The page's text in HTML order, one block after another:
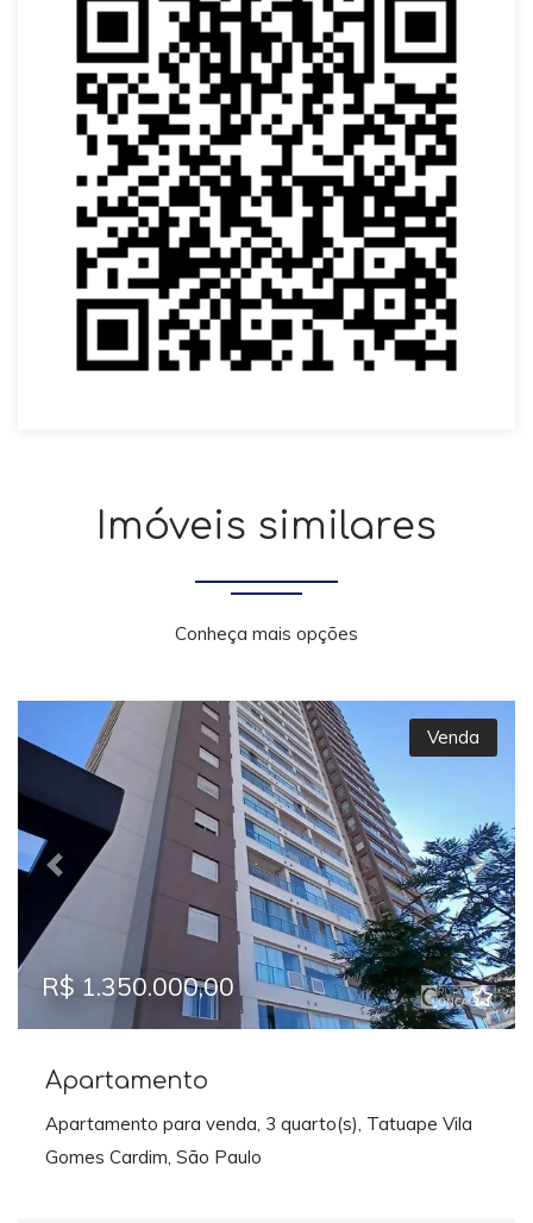
Imóveis similares
Conheça mais opções
Previous Next
Venda
R$ 1.350.000,00
Apartamento
Apartamento para venda, 3 quarto(s), Tatuape Vila
Gomes Cardim, São Paulo